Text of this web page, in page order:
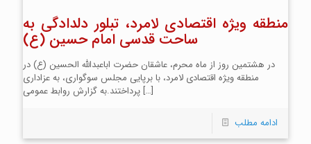
منطقه ویژه اقتصادی لامرد، تبلور دلدادگی به
ساحت قدسی امام حسین (ع)
در هشتمین روز از ماه محرم، عاشقان حضرت اباعبدالله الحسین (ع) در
منطقه ویژه اقتصادی لامرد، با برپایی مجلس سوگواری، به عزاداری
پرداختند.به گزارش روابط عمومی[…]
ادامه مطلب